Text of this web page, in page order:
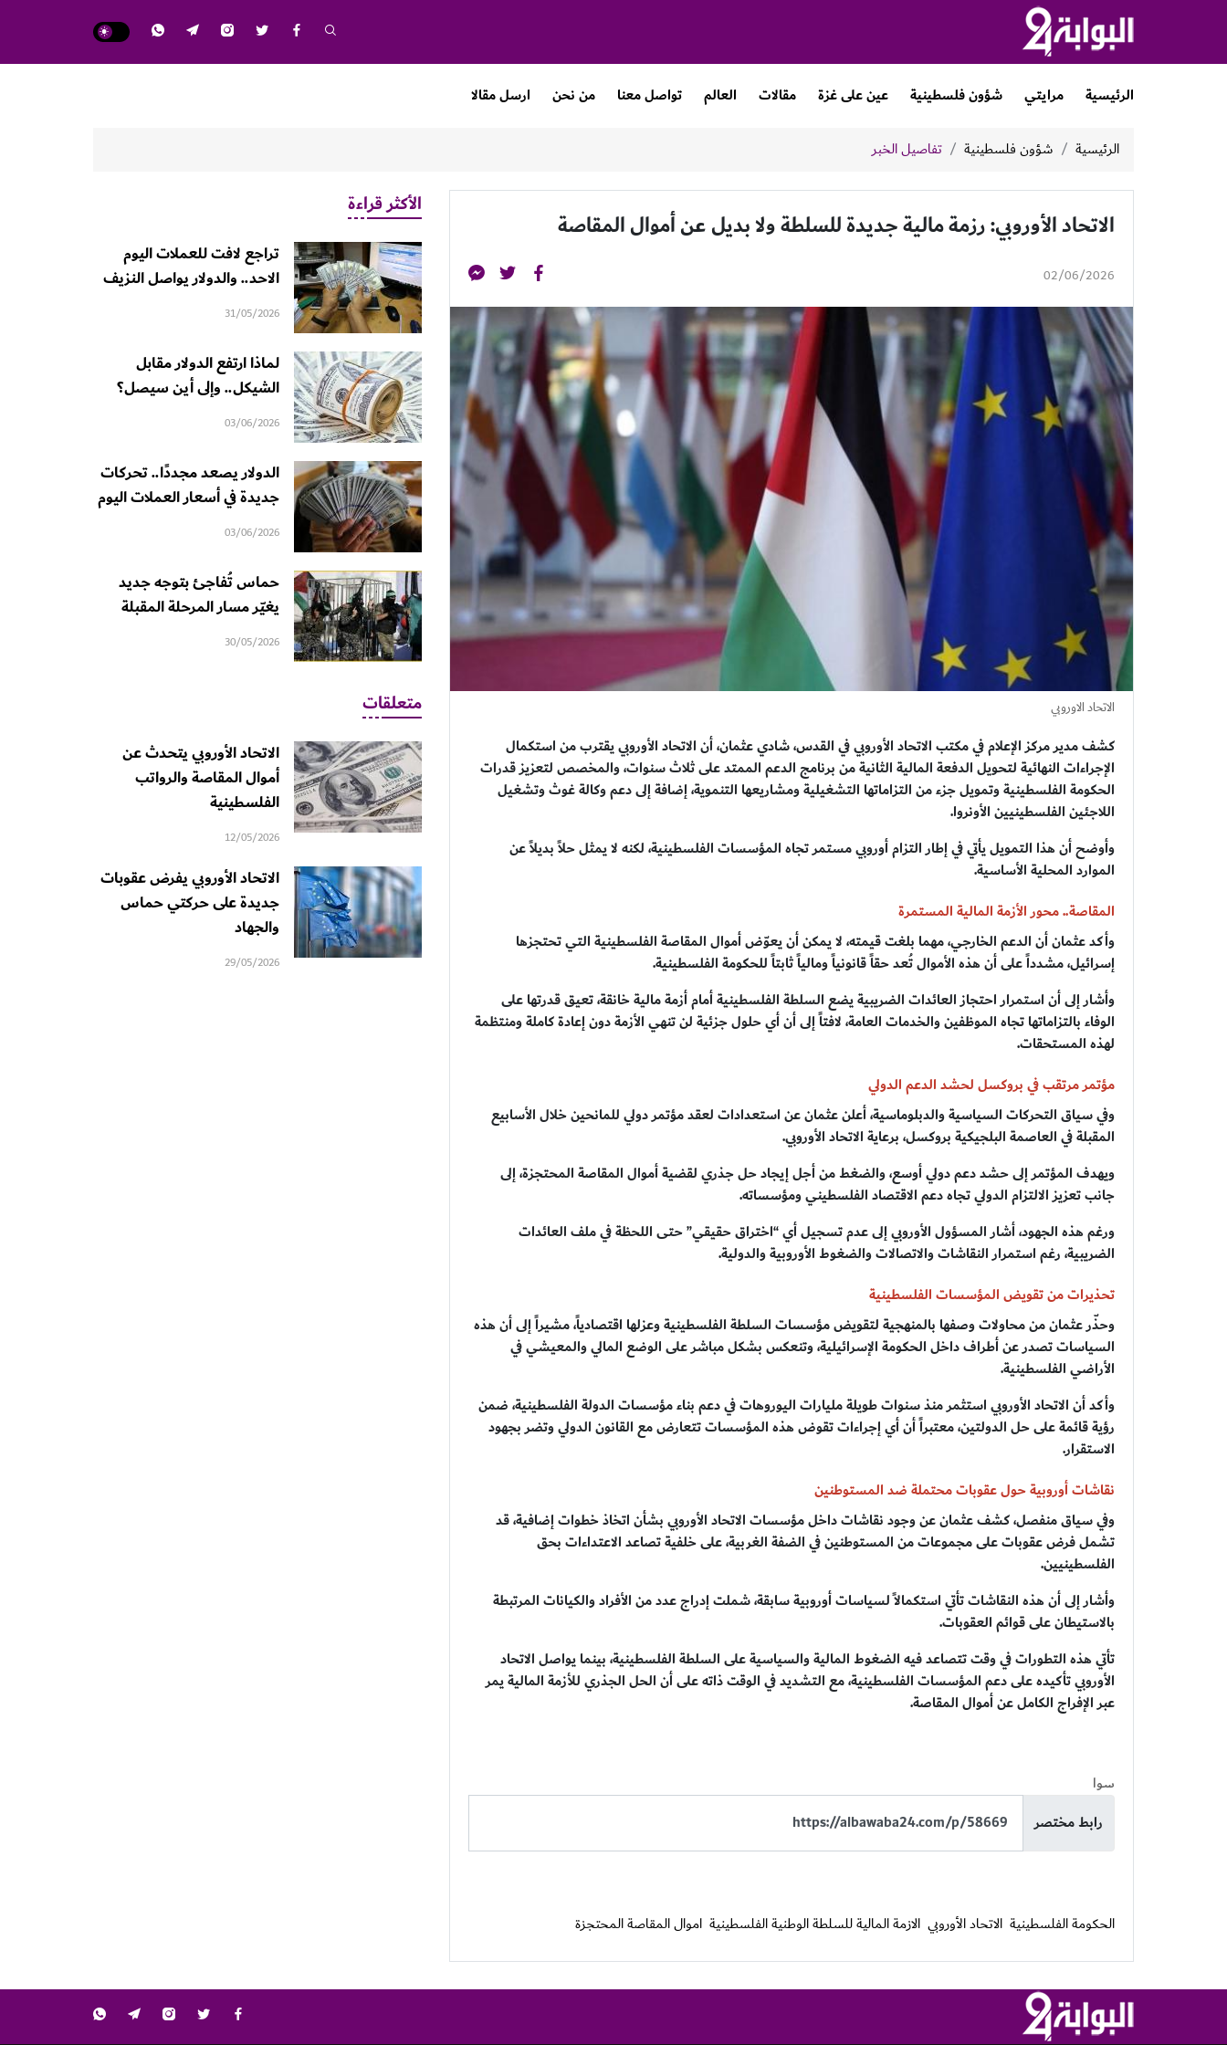
الرئيسية مرايتي شؤون فلسطينية عين على غزة مقالات العالم تواصل معنا من نحن ارسل مقالا
الرئيسية شؤون فلسطينية تفاصيل الخبر
الاتحاد الأوروبي: رزمة مالية جديدة للسلطة ولا بديل عن أموال المقاصة
02/06/2026
الاتحاد الاوروبي
كشف مدير مركز الإعلام في مكتب الاتحاد الأوروبي في القدس، شادي عثمان، أن الاتحاد الأوروبي يقترب من استكمال
الإجراءات النهائية لتحويل الدفعة المالية الثانية من برنامج الدعم الممتد على ثلاث سنوات، والمخصص لتعزيز قدرات
الحكومة الفلسطينية وتمويل جزء من التزاماتها التشغيلية ومشاريعها التنموية، إضافة إلى دعم وكالة غوث وتشغيل
اللاجئين الفلسطينيين الأونروا.
وأوضح أن هذا التمويل يأتي في إطار التزام أوروبي مستمر تجاه المؤسسات الفلسطينية، لكنه لا يمثل حلاً بديلاً عن
الموارد المحلية الأساسية.
المقاصة.. محور الأزمة المالية المستمرة
وأكد عثمان أن الدعم الخارجي، مهما بلغت قيمته، لا يمكن أن يعوّض أموال المقاصة الفلسطينية التي تحتجزها
إسرائيل، مشدداً على أن هذه الأموال تُعد حقاً قانونياً ومالياً ثابتاً للحكومة الفلسطينية.
وأشار إلى أن استمرار احتجاز العائدات الضريبية يضع السلطة الفلسطينية أمام أزمة مالية خانقة، تعيق قدرتها على
الوفاء بالتزاماتها تجاه الموظفين والخدمات العامة، لافتاً إلى أن أي حلول جزئية لن تنهي الأزمة دون إعادة كاملة ومنتظمة
لهذه المستحقات.
مؤتمر مرتقب في بروكسل لحشد الدعم الدولي
وفي سياق التحركات السياسية والدبلوماسية، أعلن عثمان عن استعدادات لعقد مؤتمر دولي للمانحين خلال الأسابيع
المقبلة في العاصمة البلجيكية بروكسل، برعاية الاتحاد الأوروبي.
ويهدف المؤتمر إلى حشد دعم دولي أوسع، والضغط من أجل إيجاد حل جذري لقضية أموال المقاصة المحتجزة، إلى
جانب تعزيز الالتزام الدولي تجاه دعم الاقتصاد الفلسطيني ومؤسساته.
ورغم هذه الجهود، أشار المسؤول الأوروبي إلى عدم تسجيل أي “اختراق حقيقي” حتى اللحظة في ملف العائدات
الضريبية، رغم استمرار النقاشات والاتصالات والضغوط الأوروبية والدولية.
تحذيرات من تقويض المؤسسات الفلسطينية
وحذّر عثمان من محاولات وصفها بالمنهجية لتقويض مؤسسات السلطة الفلسطينية وعزلها اقتصادياً، مشيراً إلى أن هذه
السياسات تصدر عن أطراف داخل الحكومة الإسرائيلية، وتنعكس بشكل مباشر على الوضع المالي والمعيشي في
الأراضي الفلسطينية.
وأكد أن الاتحاد الأوروبي استثمر منذ سنوات طويلة مليارات اليوروهات في دعم بناء مؤسسات الدولة الفلسطينية، ضمن
رؤية قائمة على حل الدولتين، معتبراً أن أي إجراءات تقوض هذه المؤسسات تتعارض مع القانون الدولي وتضر بجهود
الاستقرار.
نقاشات أوروبية حول عقوبات محتملة ضد المستوطنين
وفي سياق منفصل، كشف عثمان عن وجود نقاشات داخل مؤسسات الاتحاد الأوروبي بشأن اتخاذ خطوات إضافية، قد
تشمل فرض عقوبات على مجموعات من المستوطنين في الضفة الغربية، على خلفية تصاعد الاعتداءات بحق
الفلسطينيين.
وأشار إلى أن هذه النقاشات تأتي استكمالاً لسياسات أوروبية سابقة، شملت إدراج عدد من الأفراد والكيانات المرتبطة
بالاستيطان على قوائم العقوبات.
تأتي هذه التطورات في وقت تتصاعد فيه الضغوط المالية والسياسية على السلطة الفلسطينية، بينما يواصل الاتحاد
الأوروبي تأكيده على دعم المؤسسات الفلسطينية، مع التشديد في الوقت ذاته على أن الحل الجذري للأزمة المالية يمر
عبر الإفراج الكامل عن أموال المقاصة.
سوا
رابط مختصر
الحكومة الفلسطينية الاتحاد الأوروبي الازمة المالية للسلطة الوطنية الفلسطينية اموال المقاصة المحتجزة
الأكثر قراءة
تراجع لافت للعملات اليوم
الاحد.. والدولار يواصل النزيف
31/05/2026
لماذا ارتفع الدولار مقابل
الشيكل.. وإلى أين سيصل؟
03/06/2026
الدولار يصعد مجددًا.. تحركات
جديدة في أسعار العملات اليوم
03/06/2026
حماس تُفاجئ بتوجه جديد
يغيّر مسار المرحلة المقبلة
30/05/2026
متعلقات
الاتحاد الأوروبي يتحدث عن
أموال المقاصة والرواتب
الفلسطينية
12/05/2026
الاتحاد الأوروبي يفرض عقوبات
جديدة على حركتي حماس
والجهاد
29/05/2026